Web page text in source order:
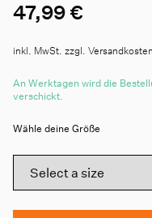
47,99 €
inkl. MwSt. zzgl. Versandkosten
An Werktagen wird die
verschickt.
Wähle deine Größe